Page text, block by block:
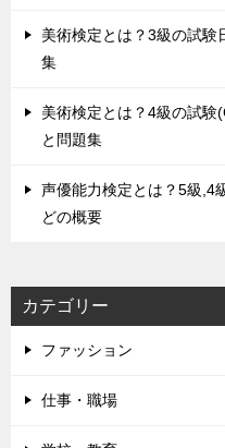
美術検定とは？3級の試験
集
美術検定とは？4級の試験
と問題集
声優能力検定とは？5級,4
どの概要
カテゴリー
ファッション
仕事・職場